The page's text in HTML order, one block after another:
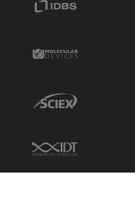
Molecular Devices Link
Sciex Link
IDT Link